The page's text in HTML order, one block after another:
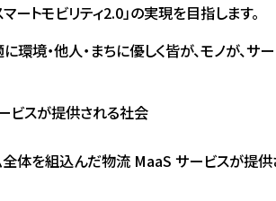
トモビリティ2.0」の実現を目指します。
境・他人・まちに優しく皆が、モノが、サ
ビスが提供される社会
全体を組込んだ物流 MaaS サービスが提